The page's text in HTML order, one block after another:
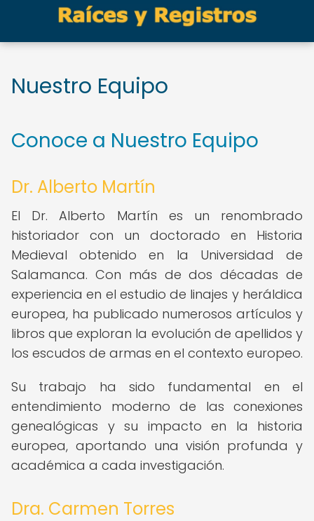
Nuestro Equipo
Conoce a Nuestro Equipo
Dr. Alberto Martín
El Dr. Alberto Martín es un renombrado
historiador con un doctorado en Historia
Medieval obtenido en la Universidad de
Salamanca. Con más de dos décadas de
experiencia en el estudio de linajes y heráldica
europea, ha publicado numerosos artículos y
libros que exploran la evolución de apellidos y
los escudos de armas en el contexto europeo.
Su trabajo ha sido fundamental en el
entendimiento moderno de las conexiones
genealógicas y su impacto en la historia
europea, aportando una visión profunda y
académica a cada investigación.
Dra. Carmen Torres